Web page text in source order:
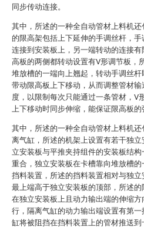
同步传动连接。
其中，所述的一种全自动管材上料机还
的限高架包括上下延伸的手调丝杆，
连接到安装板上，另一端转动的连接有
高板的两侧都转动设置有V形调节板，
堆放槽的一端向上翘起，转动手调丝
带动限高板上下移动，从而调整管材
度，以限制每次只能通过一条管材，V
上下移动时同步伸缩，能保证限高板的
其中，所述的一种全自动管材上料机
离气缸，所述的机架上设置有若干独立
立安装板与平推夹持组件的安装板结
重合，独立安装板在卡槽靠向堆放槽的
挡料装置，所述的挡料装置相对与独立
最上端高于独立安装板的顶部，所述的
在独立安装板上且动力输出端的伸缩
行，隔离气缸的动力输出端设置有第
缸将被阻挡在挡料装置上的管材推送到